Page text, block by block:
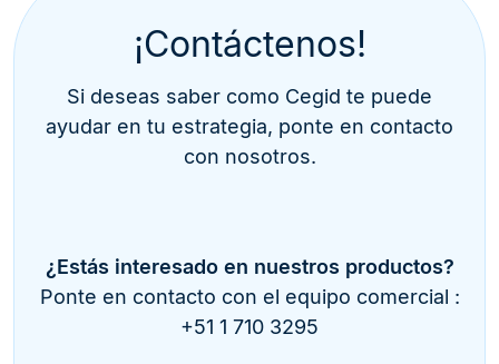
¡Contáctenos!
Si deseas saber como Cegid te puede
ayudar en tu estrategia, ponte en contacto
con nosotros.
¿Estás interesado en nuestros productos?
Ponte en contacto con el equipo comercial :
+51 1 710 3295